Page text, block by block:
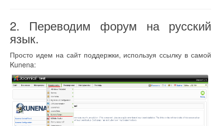
2. Переводим форум на русский
язык.
Просто идем на сайт поддержки, используя ссылку в самой
Kunena: